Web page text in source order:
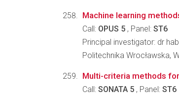
Machine learning
Call: OPUS 5 , Panel: ST6
Principal investigator: dr
Politechnika Wrocławska,
Multi-criteria methods
Call: SONATA 5 , Panel: ST6